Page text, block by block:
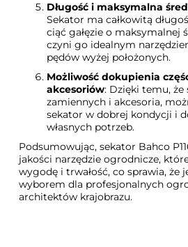
Długość i maksymalna
Sekator ma całkowitą
ciąć gałęzie o maksymalnej
czyni go idealnym
pędów wyżej położonych.
Możliwość dokupienia
akcesoriów: Dzięki temu, że
zamiennych i akcesoria,
sekator w dobrej kondycji i
własnych potrzeb.
Podsumowując, sekator Bahco
jakości narzędzie ogrodnicze,
wygodę i trwałość, co sprawia, że
wyborem dla profesjonalnych
architektów krajobrazu.